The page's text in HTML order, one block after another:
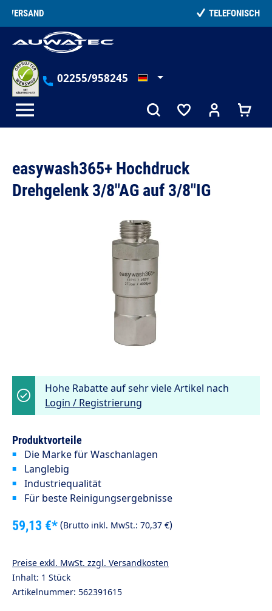
springen TELEFONISCHE BERATUNG
02255/958245
easywash365+ Hochdruck
Drehgelenk 3/8"AG auf 3/8"IG
Bildergalerie überspringen
Hohe Rabatte auf sehr viele Artikel nach
Login / Registrierung
Produktvorteile
Die Marke für Waschanlagen
Langlebig
Industriequalität
Für beste Reinigungsergebnisse
59,13 €*(Brutto inkl. MwSt.: 70,37 €)
Preise exkl. MwSt. zzgl. Versandkosten
Inhalt: 1 Stück
Artikelnummer: 562391615